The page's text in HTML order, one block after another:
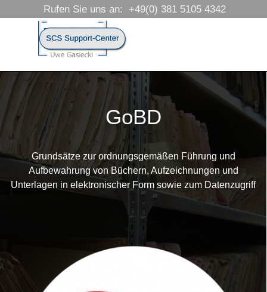
Direkt zum Seiteninhalt
Menü überspringen
Rufen Sie uns an:  +49(0) 381 5105 4342
GoBD
Grundsätze zur ordnungsgemäßen Führung und
Aufbewahrung von Büchern, Aufzeichnungen und
Unterlagen in elektronischer Form sowie zum Datenzugriff